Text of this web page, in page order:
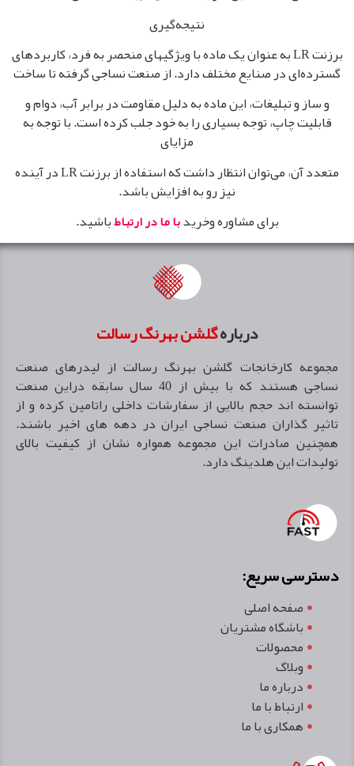
نتیجه‌گیری
برزنت LR به عنوان یک ماده با ویژگیهای منحصر به فرد، کاربردهای
گسترده‌ای در صنایع مختلف دارد. از صنعت نساجی گرفته تا ساخت
و ساز و تبلیغات، این ماده به دلیل مقاومت در برابر آب، دوام و
قابلیت چاپ، توجه بسیاری را به خود جلب کرده است. با توجه به
مزایای
متعدد آن، می‌توان انتظار داشت که استفاده از برزنت LR در آینده
نیز رو به افزایش باشد.
برای مشاوره وخریدبا ما در ارتباطباشید.
دربارهگلشن بهرنگ رسالت
مجموعه كارخانجات گلشن بهرنگ رسالت از ليدرهاى صنعت
نساجى هستند كه با بيش از 40 سال سابقه دراين صنعت
توانسته اند حجم بالايی از سفارشات داخلى راتامين كرده و از
تاثير گذاران صنعت نساجى ايران در دهه هاى اخير باشند.
همچنین صادرات اين مجموعه همواره نشان از كيفيت بالاى
توليدات اين هلدينگ دارد.
دسترسی سریع:
صفحه اصلی
باشگاه مشتریان
محصولات
وبلاگ
درباره ما
ارتباط با ما
همکاری با ما